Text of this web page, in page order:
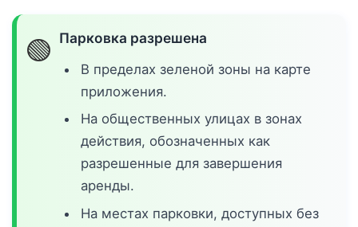
🟢 Парковка разрешена
В пределах зеленой зоны на карте
приложения.
На общественных улицах в зонах
действия, обозначенных как
разрешенные для завершения
аренды.
На местах парковки, доступных без